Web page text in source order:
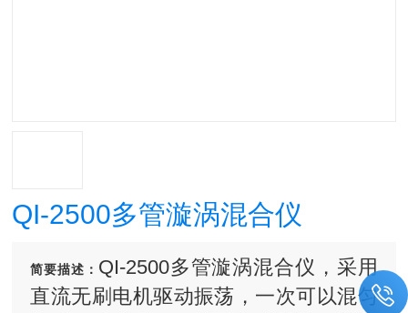
QI-2500多管漩涡混合仪
简要描述： QI-2500多管漩涡混合仪，采用
直流无刷电机驱动振荡，一次可以混匀